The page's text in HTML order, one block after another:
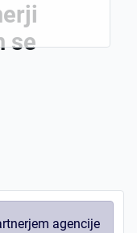
se
agencije